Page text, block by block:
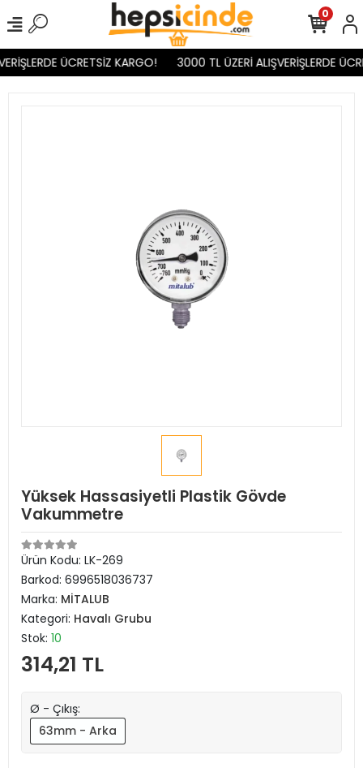
ÜCRETSİZ KARGO! 3000 TL ÜZERİ ALIŞVERİŞLERDE
0
Yüksek Hassasiyetli Plastik Gövde
Vakummetre
Ürün Kodu: LK-269
Barkod: 6996518036737
Marka: MİTALUB
Kategori: Havalı Grubu
Stok: 10
314,21 TL
Ø - Çıkış:
63mm - Arka